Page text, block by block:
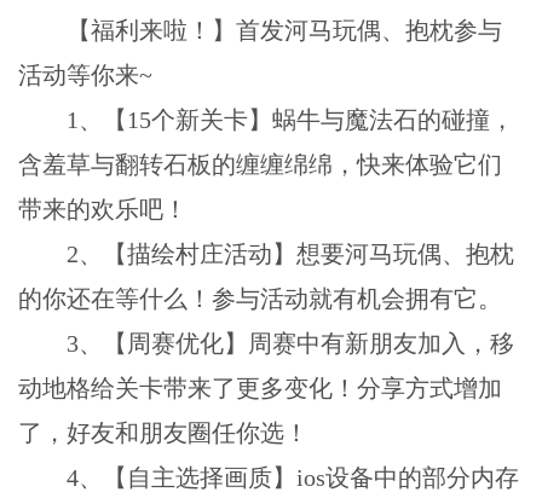
【福利来啦！】首发河马玩偶、抱枕参与
活动等你来~
1、【15个新关卡】蜗牛与魔法石的碰撞，
含羞草与翻转石板的缠缠绵绵，快来体验它们
带来的欢乐吧！
2、【描绘村庄活动】想要河马玩偶、抱枕
的你还在等什么！参与活动就有机会拥有它。
3、【周赛优化】周赛中有新朋友加入，移
动地格给关卡带来了更多变化！分享方式增加
了，好友和朋友圈任你选！
4、【自主选择画质】ios设备中的部分内存